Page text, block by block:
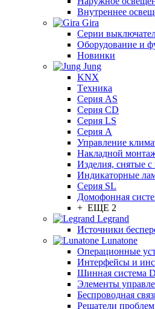
Внутреннее
Gira
Серии
Оборудование и
Новинки
Jung
KNX
Tехника
Серия AS
Серия CD
Серия LS
Серия A
Управление
Накладной
Изделия, снятые с
Индикаторные
Серия SL
Домофонная
+ ЕЩЕ 2
Legrand
Источники
Lunatone
Операционные
Интерфейсы и
Шинная система
Элементы
Беспроводная
Решатели проблем